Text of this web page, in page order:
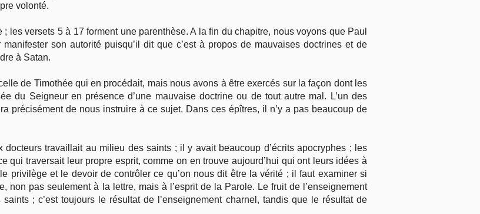
volonté.
les versets 5 à 17 forment une parenthèse. A la fin du chapitre, nous voyons que Paul
son autorité puisqu’il dit que c’est à propos de mauvaises doctrines et de
à Satan.
de Timothée qui en procédait, mais nous avons à être exercés sur la façon dont les
du Seigneur en présence d’une mauvaise doctrine ou de tout autre mal. L’un des
précisément de nous instruire à ce sujet. Dans ces épîtres, il n’y a pas beaucoup de
docteurs travaillait au milieu des saints ; il y avait beaucoup d’écrits apocryphes ; les
qui traversait leur propre esprit, comme on en trouve aujourd’hui qui ont leurs idées à
privilège et le devoir de contrôler ce qu’on nous dit être la vérité ; il faut examiner si
non pas seulement à la lettre, mais à l’esprit de la Parole. Le fruit de l’enseignement
; c’est toujours le résultat de l’enseignement charnel, tandis que le résultat de